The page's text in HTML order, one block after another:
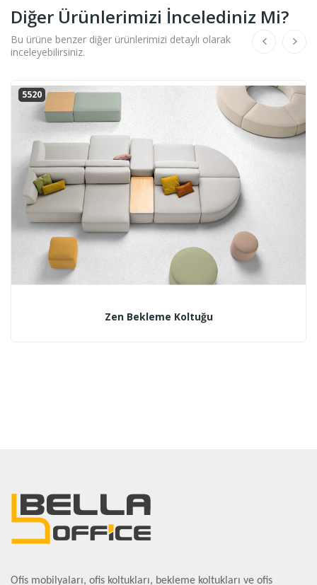
Diğer Ürünlerimizi İncelediniz Mi?
Bu ürüne benzer diğer ürünlerimizi detaylı olarak
inceleyebilirsiniz.
5520
Zen Bekleme Koltuğu
Ofis mobilyaları, ofis koltukları, bekleme koltukları ve ofis